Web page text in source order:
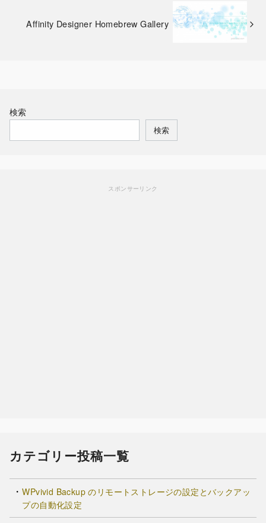
Affinity Designer Homebrew Gallery
検索
検索
スポンサーリンク
カテゴリー投稿一覧
WPvivid Backup のリモートストレージの設定とバックアッ
プの自動化設定